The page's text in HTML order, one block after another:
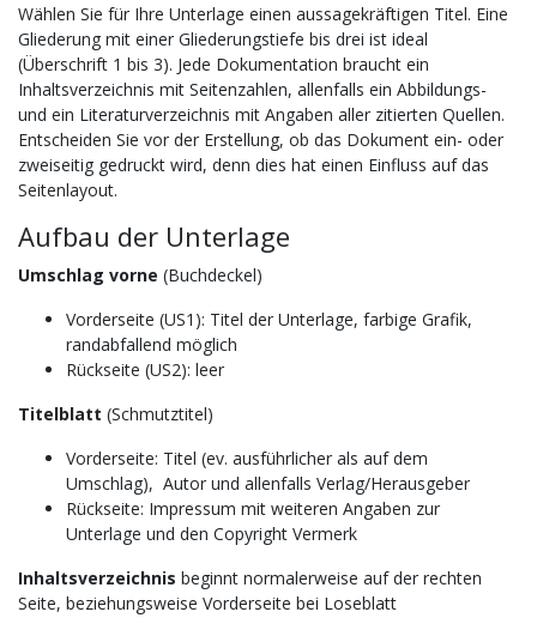
Wählen Sie für Ihre Unterlage einen aussagekräftigen Titel. Eine
Gliederung mit einer Gliederungstiefe bis drei ist ideal
(Überschrift 1 bis 3). Jede Dokumentation braucht ein
Inhaltsverzeichnis mit Seitenzahlen, allenfalls ein Abbildungs-
und ein Literaturverzeichnis mit Angaben aller zitierten Quellen.
Entscheiden Sie vor der Erstellung, ob das Dokument ein- oder
zweiseitig gedruckt wird, denn dies hat einen Einfluss auf das
Seitenlayout.
Aufbau der Unterlage
Umschlag vorne (Buchdeckel)
Vorderseite (US1): Titel der Unterlage, farbige Grafik,
randabfallend möglich
Rückseite (US2): leer
Titelblatt (Schmutztitel)
Vorderseite: Titel (ev. ausführlicher als auf dem
Umschlag), Autor und allenfalls Verlag/Herausgeber
Rückseite: Impressum mit weiteren Angaben zur
Unterlage und den Copyright Vermerk
Inhaltsverzeichnis beginnt normalerweise auf der rechten
Seite, beziehungsweise Vorderseite bei Loseblatt